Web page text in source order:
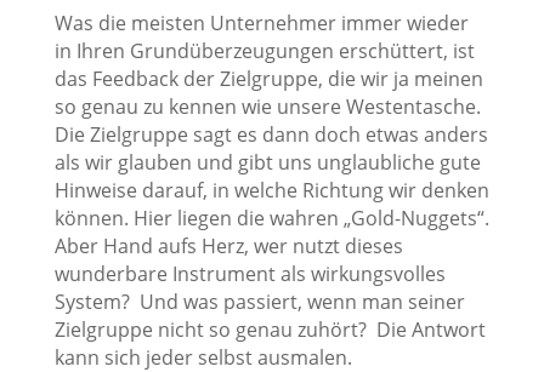
Was die meisten Unternehmer immer wieder
in Ihren Grundüberzeugungen erschüttert, ist
das Feedback der Zielgruppe, die wir ja meinen
so genau zu kennen wie unsere Westentasche.
Die Zielgruppe sagt es dann doch etwas anders
als wir glauben und gibt uns unglaubliche gute
Hinweise darauf, in welche Richtung wir denken
können. Hier liegen die wahren „Gold-Nuggets“.
Aber Hand aufs Herz, wer nutzt dieses
wunderbare Instrument als wirkungsvolles
System? Und was passiert, wenn man seiner
Zielgruppe nicht so genau zuhört? Die Antwort
kann sich jeder selbst ausmalen.